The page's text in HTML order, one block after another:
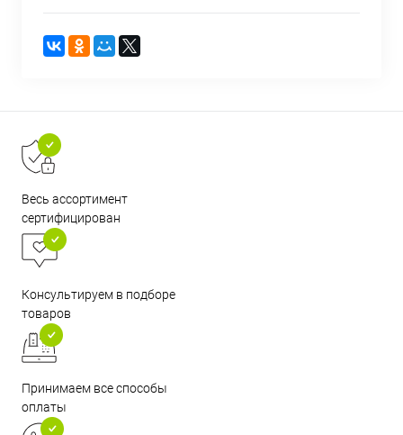
Весь ассортимент
сертифицирован
Консультируем в подборе
товаров
Принимаем все способы
оплаты